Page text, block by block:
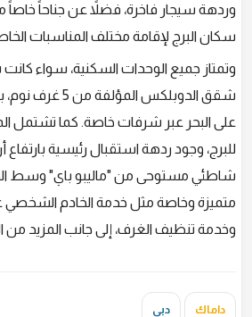
وردهة سيجار فاخرة، فضلاً عن جناحاً
سكان البرج لإقامة مختلف المناسبات
وتمتاز جميع الوحدات السكنية، سواء
شقق الدوبلكس
على البحر عبر شرفات خاصة. كما تشتمل
للبرج، وجود ردهة استقبال رئيسية
شاطئي مستوحى من "ماليبو باي" وسط
متميزة وخاصة مثل خدمة الخادم الشخصي
وخدمة تنظيف الغرف، إلى جانب المزيد من
داماك دبي